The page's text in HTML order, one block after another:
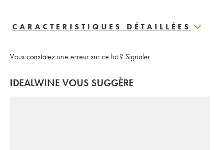
CARACTERISTIQUES DÉTAILLÉES
Vous constatez une erreur sur ce lot ? Signaler
IDEALWINE VOUS SUGGÈRE